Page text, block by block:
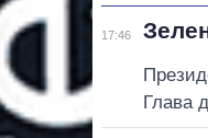
17:46
Глава